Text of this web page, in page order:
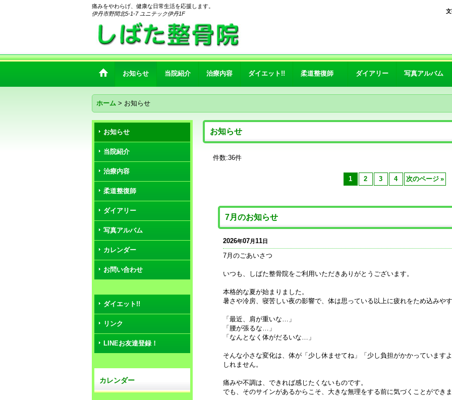
痛みをやわらげ、健康な日常生活を応援します。
伊丹市野間北5-1-7 ユニテック伊丹1F
お知らせ 当院紹介 治療内容 ダイエット!! 柔道整復師 ダイアリー 写真アルバム
ホーム > お知らせ
お知らせ
当院紹介
治療内容
柔道整復師
ダイアリー
写真アルバム
カレンダー
お問い合わせ
ダイエット!!
リンク
LINEお友達登録！
カレンダー
お知らせ
件数:36件
1 2 3 4 次のページ »
7月のお知らせ
2026年07月11日
7月のごあいさつ
いつも、しばた整骨院をご利用いただきありがとうございます。
本格的な夏が始まりました。
暑さや冷房、寝苦しい夜の影響で、体は思っている以上に疲れをため込みやす
「最近、肩が重いな…」
「腰が張るな…」
「なんとなく体がだるいな…」
そんな小さな変化は、体が「少し休ませてね」「少し負担がかかっています
しれません。
痛みや不調は、できれば感じたくないものです。
でも、そのサインがあるからこそ、大きな無理をする前に気づくことができま